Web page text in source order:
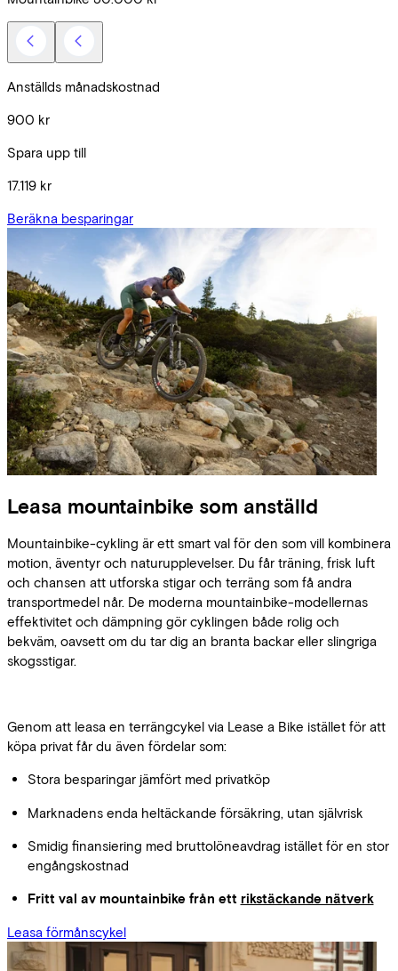
Anställds månadskostnad
900 kr
Spara upp till
17.119 kr
Beräkna besparingar
Leasa mountainbike som anställd
Mountainbike-cykling är ett smart val för den som vill kombinera
motion, äventyr och naturupplevelser. Du får träning, frisk luft
och chansen att utforska stigar och terräng som få andra
transportmedel når. De moderna mountainbike-modellernas
effektivitet och dämpning gör cyklingen både rolig och
bekväm, oavsett om du tar dig an branta backar eller slingriga
skogsstigar.
Genom att leasa en terrängcykel via Lease a Bike istället för att
köpa privat får du även fördelar som:
Stora besparingar jämfört med privatköp
Marknadens enda heltäckande försäkring, utan självrisk
Smidig finansiering med bruttolöneavdrag istället för en stor
engångskostnad
Fritt val av mountainbike från ett rikstäckande nätverk
Leasa förmånscykel